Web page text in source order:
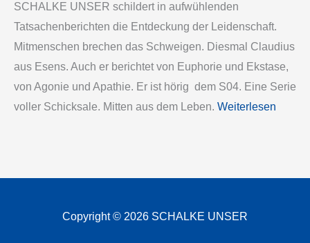
SCHALKE UNSER schildert in aufwühlenden
Tatsachenberichten die Entdeckung der Leidenschaft.
Mitmenschen brechen das Schweigen. Diesmal Claudius
aus Esens. Auch er berichtet von Euphorie und Ekstase,
von Agonie und Apathie. Er ist hörig ­ dem S04. Eine Serie
voller Schicksale. Mitten aus dem Leben. Weiterlesen
Copyright © 2026 SCHALKE UNSER